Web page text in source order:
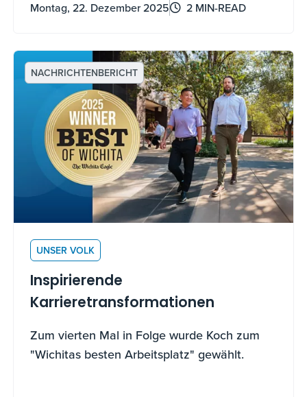
Montag, 22. Dezember 2025 2 MIN-READ
NACHRICHTENBERICHT
UNSER VOLK
Inspirierende
Karrieretransformationen
Zum vierten Mal in Folge wurde Koch zum
"Wichitas besten Arbeitsplatz" gewählt.